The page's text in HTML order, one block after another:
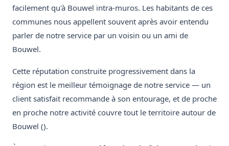
facilement qu'à Bouwel intra-muros. Les habitants de ces
communes nous appellent souvent après avoir entendu
parler de notre service par un voisin ou un ami de
Bouwel.
Cette réputation construite progressivement dans la
région est le meilleur témoignage de notre service — un
client satisfait recommande à son entourage, et de proche
en proche notre activité couvre tout le territoire autour de
Bouwel ().